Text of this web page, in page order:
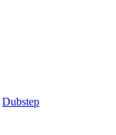
Dubstep